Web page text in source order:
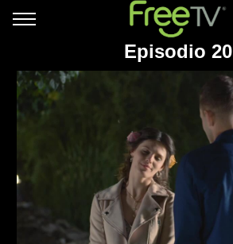
Episodio 20